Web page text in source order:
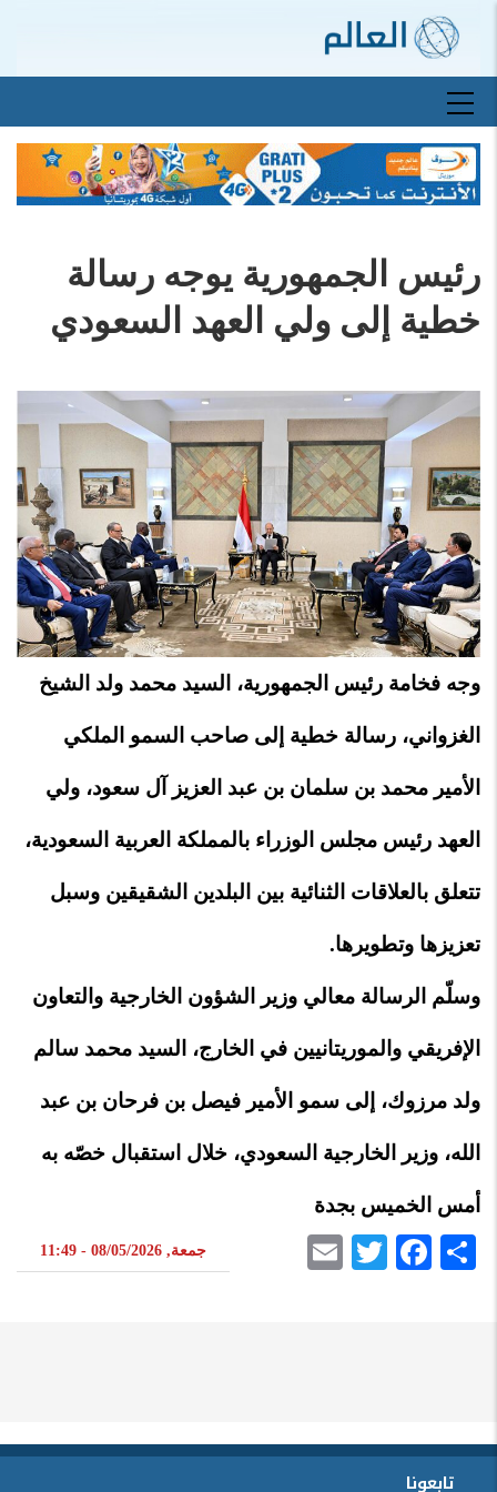
الرئيسيMain
navigation
رئيس الجمهورية يوجه رسالة
خطية إلى ولي العهد السعودي
وجه فخامة رئيس الجمهورية، السيد محمد ولد الشيخ
الغزواني، رسالة خطية إلى صاحب السمو الملكي
الأمير محمد بن سلمان بن عبد العزيز آل سعود، ولي
العهد رئيس مجلس الوزراء بالمملكة العربية السعودية،
تتعلق بالعلاقات الثنائية بين البلدين الشقيقين وسبل
تعزيزها وتطويرها.
وسلّم الرسالة معالي وزير الشؤون الخارجية والتعاون
الإفريقي والموريتانيين في الخارج، السيد محمد سالم
ولد مرزوك، إلى سمو الأمير فيصل بن فرحان بن عبد
الله، وزير الخارجية السعودي، خلال استقبال خصّه به
أمس الخميس بجدة
Share
Facebook
Twitter جمعة, 08/05/2026 - 11:49
تابعونا